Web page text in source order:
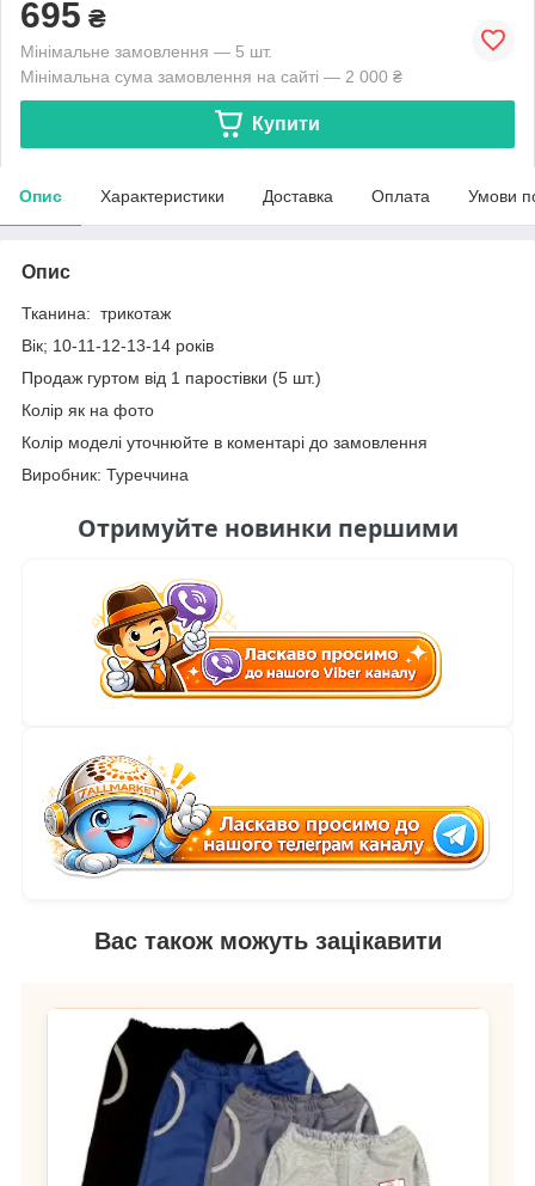
695 ₴
Мінімальне замовлення — 5 шт.
Мінімальна сума замовлення на сайті — 2 000 ₴
Купити
Опис Характеристики Доставка Оплата Умови
Опис
Тканина: трикотаж
Вік; 10-11-12-13-14 років
Продаж гуртом від 1 паростівки (5 шт.)
Колір як на фото
Колір моделі уточнюйте в коментарі до замовлення
Виробник: Туреччина
Отримуйте новинки першими
Вас також можуть зацікавити